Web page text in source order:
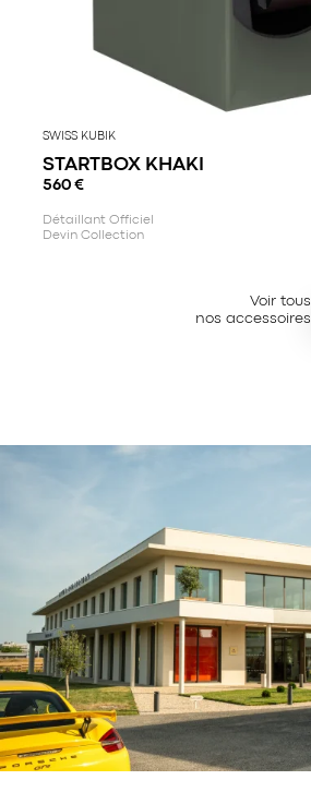
SWISS KUBIK
STARTBOX KHAKI
560 €
Détaillant Officiel
Devin Collection
Voir tous
nos accessoires